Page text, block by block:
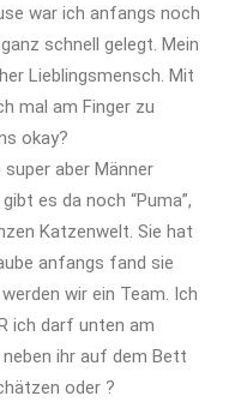
war ich anfangs noch
schnell gelegt. Mein
Lieblingsmensch. Mit
mal am Finger zu
okay?
aber Männer
es da noch “Puma”,
Katzenwelt. Sie hat
anfangs fand sie
wir ein Team. Ich
ich darf unten am
ihr auf dem Bett
oder ?